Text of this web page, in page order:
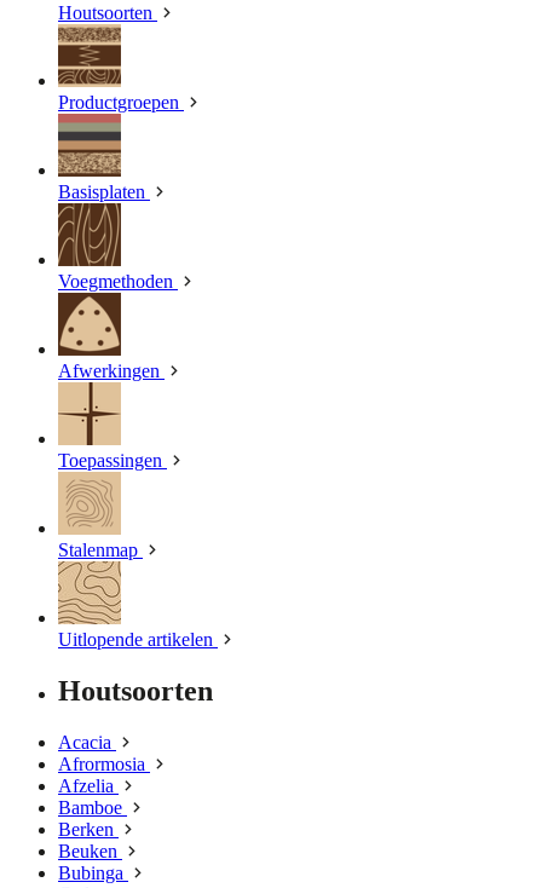
Houtsoorten
Productgroepen
Basisplaten
Voegmethoden
Afwerkingen
Toepassingen
Stalenmap
Uitlopende artikelen
Houtsoorten
Acacia
Afrormosia
Afzelia
Bamboe
Berken
Beuken
Bubinga